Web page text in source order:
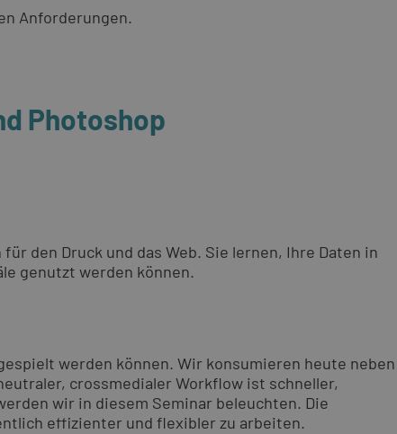
Anforderungen.
Photoshop
den Druck und das Web. Sie lernen, Ihre Daten in
genutzt werden können.
werden können. Wir konsumieren heute neben
crossmedialer Workflow ist schneller,
wir in diesem Seminar beleuchten. Die
effizienter und flexibler zu arbeiten.